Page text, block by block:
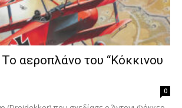
αεροπλάνο του “Κόκκινου
0